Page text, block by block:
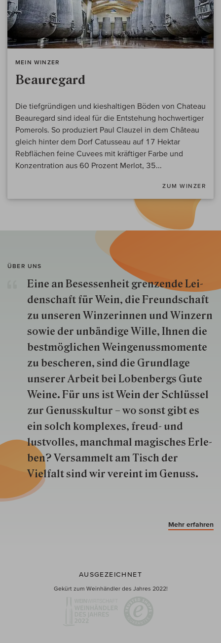
MEIN WINZER
Beauregard
Die tiefgründigen und kieshaltigen Böden von Chateau
Beauregard sind ideal für die Entstehung hochwertiger
Pomerols. So produziert Paul Clauzel in dem Château
gleich hinter dem Dorf Catusseau auf 17 Hektar
Rebflächen feine Cuvees mit kräftiger Farbe und
Konzentration aus 60 Prozent Merlot, 35...
ZUM WINZER
ÜBER UNS
Eine an Besessenheit gren­zende Lei­
den­schaft für Wein, die Freund­schaft
zu unseren Win­zer­innen und Win­zern
so­wie der un­bän­dige Wille, Ihnen die
best­mög­lich­en Wein­genuss­momente
zu besche­ren, sind die Grund­lage
unserer Arbeit bei Lobenbergs Gute
Weine. Für uns ist Wein der Schlüs­sel
zur Genuss­kultur – wo sonst gibt es
ein solch kom­plexes, freud- und
lustvolles, manchmal ma­gisch­es Er­le­
ben? Versammelt am Tisch der
Vielfalt sind wir ver­eint im Genuss.
Mehr erfahren
AUSGEZEICHNET
Gekürt zum Weinhändler des Jahres 2022!